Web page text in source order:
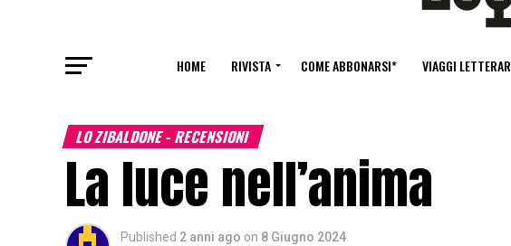
HOME RIVISTA COME ABBONARSI* VIAGGI
LO ZIBALDONE - RECENSIONI
La luce nell’anima
Published 2 anni ago on 8 Giugno 2024